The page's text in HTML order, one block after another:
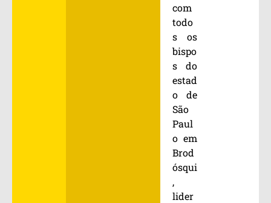
com
todo
s os
bispo
s do
estad
o de
São
Paul
o em
Brod
ósqui
,
lider